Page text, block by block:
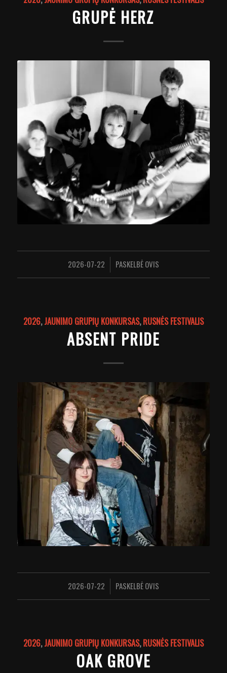
GRUPĖ HERZ
2026-07-22
/ PASKELBĖOVIS
2026,JAUNIMO GRUPIŲ KONKURSAS,RUSNĖS FESTIVALIS
ABSENT PRIDE
2026-07-22
/ PASKELBĖOVIS
2026,JAUNIMO GRUPIŲ KONKURSAS,RUSNĖS FESTIVALIS
OAK GROVE